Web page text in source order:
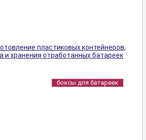
пластиковых контейнеров,
и хранения отработанных батареек
боксы для батареек